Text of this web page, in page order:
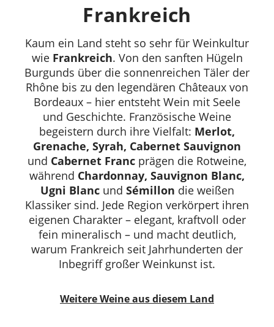
Frankreich
Kaum ein Land steht so sehr für Weinkultur
wie Frankreich. Von den sanften Hügeln
Burgunds über die sonnenreichen Täler der
Rhône bis zu den legendären Châteaux von
Bordeaux – hier entsteht Wein mit Seele
und Geschichte. Französische Weine
begeistern durch ihre Vielfalt: Merlot,
Grenache, Syrah, Cabernet Sauvignon
und Cabernet Franc prägen die Rotweine,
während Chardonnay, Sauvignon Blanc,
Ugni Blancund Sémillon die weißen
Klassiker sind. Jede Region verkörpert ihren
eigenen Charakter – elegant, kraftvoll oder
fein mineralisch – und macht deutlich,
warum Frankreich seit Jahrhunderten der
Inbegriff großer Weinkunst ist.
Weitere Weine aus diesem Land